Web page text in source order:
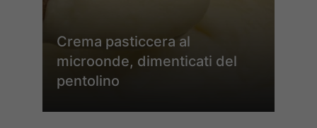
Crema pasticcera al
microonde, dimenticati del
pentolino